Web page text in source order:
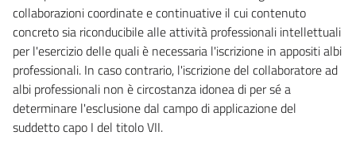
collaborazioni coordinate e continuative il cui contenuto
concreto sia riconducibile alle attività professionali intellettuali
per l'esercizio delle quali è necessaria l'iscrizione in appositi albi
professionali. In caso contrario, l'iscrizione del collaboratore ad
albi professionali non è circostanza idonea di per sé a
determinare l'esclusione dal campo di applicazione del
suddetto capo I del titolo VII.